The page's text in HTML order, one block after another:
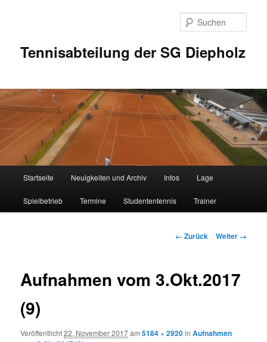
Tennisabteilung der SG Diepholz
Startseite Neuigkeiten und Archiv Infos Lage
Spielbetrieb Termine Studententennis Trainer
Bilder-
← Zurück Weiter →
Aufnahmen vom 3.Okt.2017
(9)
Veröffentlicht22. November 2017am5184 × 2920inAufnahmen